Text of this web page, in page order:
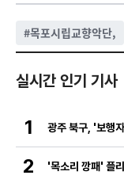
#목포시립교향악단,
실시간 인기 기사
1 광주 북구, '보행
2 '목소리 깡패' 플